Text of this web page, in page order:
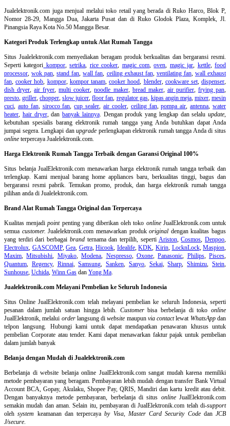
Jualelektronik.com juga menjual melalui toko retail yang berada di Ruko Harco, Blok P,
Nomor 28-29, Mangga Dua, Jakarta Pusat dan di Ruko Glodok Plaza, Komplek, Jl.
Pinangsia Raya Kota No.50 Mangga Besar.
Kategori Produk Terlengkap untuk Alat Rumah Tangga
Situs Jualelektronik.com menyediakan beragam produk berkualitas dan bergaransi resmi.
Seperti kategori kompor,setrika, rice cooker, magic com,oven, magic jar, kettle,food
processor,wok pan,stand fan,wall fan, ceiling exhaust fan, ventilating fan, wall exhaust
fan,cooker hob, kompor, kompor tanam,cooker hood, blender, cookware set,dispenser,
dish dryer,air fryer,multi cooker,noodle maker, bread maker, air purifier, frying pan,
presto,griller,chopper,slow juicer,floor fan, regulator gas, kipas angin meja, mixer,mesin
cuci, auto fan, sirocco fan,cup sealer,air cooler, ceiling fan,pompa air,antenna,water
heater, hair dryer, dan banyak lainnya. Dengan produk yang lengkap dan selalu update,
kebutuhan spesialis barang elektronik rumah tangga yang Anda butuhkan dapat Anda
jumpai segera. Lengkapi danupgrade perlengkapan elektronik rumah tangga Anda di situs
online terpercaya Jualelektronik.com.
Harga Elektronik Rumah Tangga Terbaik dengan Garansi Original 100%
Situs belanjaJualElektronik.com menawarkan harga elektronik rumah tangga terbaik dan
terlengkap. Kami menjual barang home appliances baru, berkualitas tinggi, bagus dan
bergaransi resmi pabrik. Temukan promo, produk, dan harga elektronik rumah tangga
pilihan anda di Jualelektronik.com.
Brand Alat Rumah Tangga Original dan Terpercaya
Kualitas menjadipointpenting yang diberikan oleh toko onlineJualElektronik.com untuk
semua customer. Jualelektronik.com menawarkan produkoriginal dengan kualitas bagus
yang terdiri dari berbagai brandternama dan terpilih, seperti Ariston,Cosmos,Denpoo,
Electrolux, GASCOMP,Gea, Getra,Hicook, Idealife,KDK, Kirin, LocknLock,Maspion,
Maxim,Mitsubishi, Miyako,Modena, Nespresso, Oxone,Panasonic, Philips, Pisces,
Quantum, Regency, Rinnai,Samsung,Sanken, Sanyo, Sekai,Sharp,Shimizu,Stein,
Sunhouse, Uchida, Winn Gas dan Yong Ma.
Jualelektronik.com Melayani Pembelian ke Seluruh Indonesia
Situs Online JualElektronik.com telah melayani pembelian ke seluruh Indonesia, seperti
pesanan dalam jumlah satuan hingga lebih. Customerbisa berbelanja di tokoonline
JualElektronik, melalui orderlangsung diwebsite maupun via contactlewat WhatsAppdan
telpon langsung. Hubungi kami untuk dapat mendapatkan penawaran khusus untuk
pembelian Corporate atau tender. Kami dapat menawarkan faktur pajak untuk pembelian
dalam jumlah banyak
Belanja dengan Mudah di Jualelektronik.com
Berbelanja diwebsite belanja online JualElektronik.com sangat mudah karena memiliki
metode pembayaran yang beragam. Pembayaran lebih mudah dengan transfer Bank Virtual
Account BCA, Gopay, Akulaku, Shopee Pay, QRIS, Mandiri dan kartu kredit atau debit.
Dengan banyaknya metode pembayaran, berbelanja di situs onlineJualElektronik.com
semakin mudah dan aman. Selain itu, pembayaran di JualElektronik.com telah di-support
olehsystem keamanan dan terpercayaby Visa, Master Card Security Codedan JCB
J/secure.